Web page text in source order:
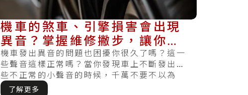
機車的煞車、引擎損害會出現
異音？掌握維修撇步，讓你的
機車不會又發出怪聲
機車發出異音的問題也困擾你很久了嗎？這一
些聲音這樣正常嗎？當你發現車上不斷發出一
些不正常的小聲音的時候，千萬不要不以為
意，切記先去機車維.....
了解更多